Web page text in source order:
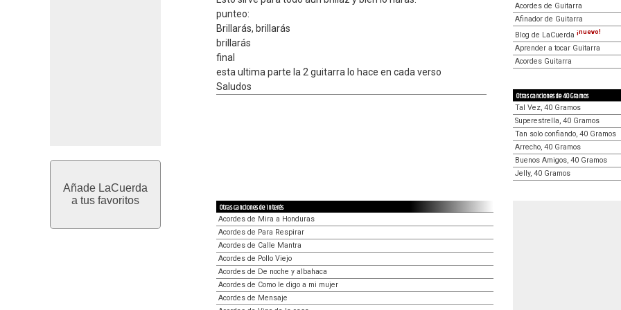
Añade LaCuerda
a tus favoritos
punteo:
Brillarás, brillarás
brillarás
final
esta ultima parte la 2 guitarra lo hace en cada verso
Saludos
Acordes de Guitarra
Afinador de Guitarra
Blog de LaCuerda ¡nuevo!
Aprender a tocar Guitarra
Acordes Guitarra
Otras canciones de 40 Gramos
Tal Vez, 40 Gramos
Superestrella, 40 Gramos
Tan solo confiando, 40 Gramos
Arrecho, 40 Gramos
Buenos Amigos, 40 Gramos
Jelly, 40 Gramos
Otras canciones de interés
Acordes de Mira a Honduras
Acordes de Para Respirar
Acordes de Calle Mantra
Acordes de Pollo Viejo
Acordes de De noche y albahaca
Acordes de Como le digo a mi mujer
Acordes de Mensaje